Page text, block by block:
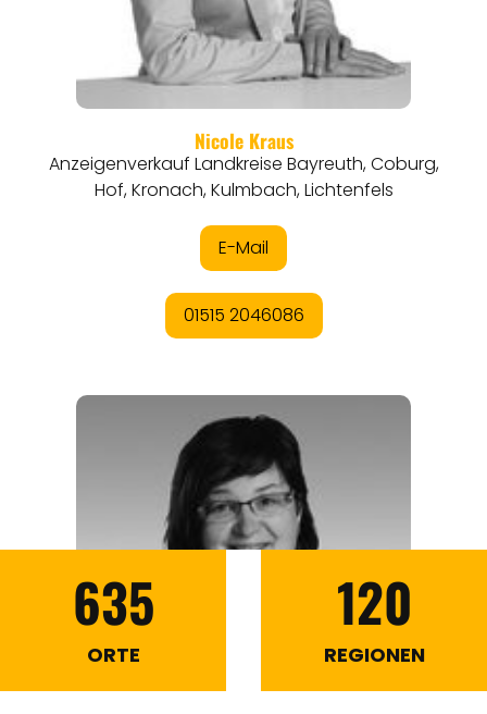
635
ORTE
120
REGIONEN